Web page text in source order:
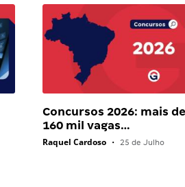
Concursos 2026: mais de
160 mil vagas…
Raquel Cardoso • 25 de Julho